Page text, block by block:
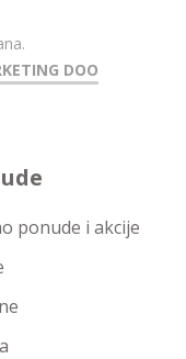
DOO
ponude i akcije